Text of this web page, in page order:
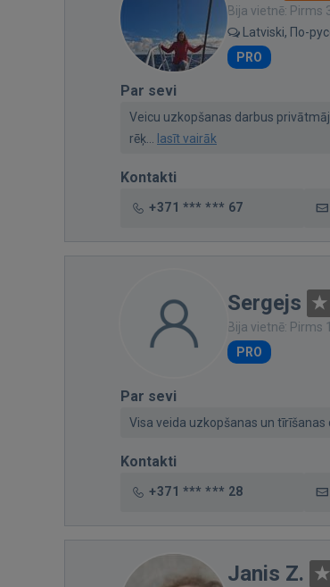
Bija vietnē: Pirms
Latviski, По-
PRO
Par sevi
Veicu uzkopšanas darbus
rēķ... lasīt vairāk
Kontakti
+371 *** *** 67
Sergejs
Bija vietnē: Pirms
PRO
Par sevi
Visa veida uzkopšanas un tīrīšanas
Kontakti
+371 *** *** 28
Janis Z.